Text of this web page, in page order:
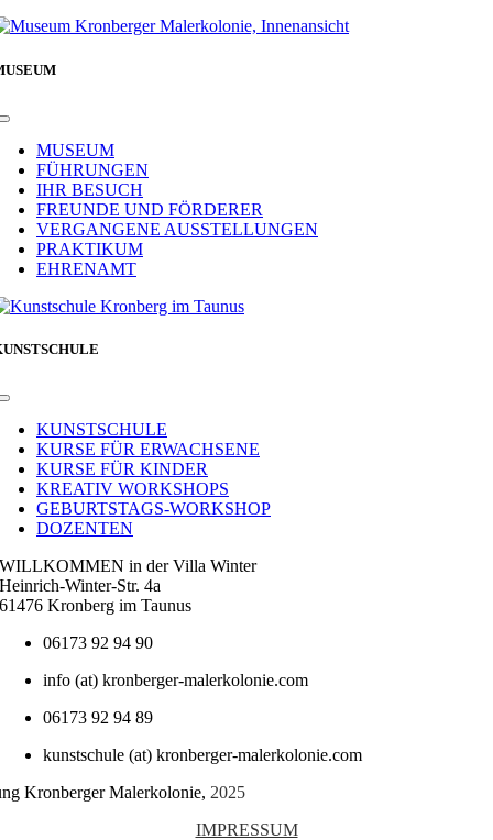
Toggle
NavigationMUSEUM
FÜHRUNGEN
IHR BESUCH
FREUNDE UND FÖRDERER
VERGANGENE AUSSTELLUNGEN
PRAKTIKUM
EHRENAMT
Toggle
NavigationKUNSTSCHULE
KURSE FÜR ERWACHSENE
KURSE FÜR KINDER
KREATIV WORKSHOPS
GEBURTSTAGS-WORKSHOP
DOZENTEN
WILLKOMMEN in der Villa Winter
Heinrich-Winter-Str. 4a
61476 Kronberg im Taunus
06173 92 94 90
info (at) kronberger-malerkolonie.com
06173 92 94 89
kunstschule (at) kronberger-malerkolonie.com
Kronberger Malerkolonie, 2025
IMPRESSUM